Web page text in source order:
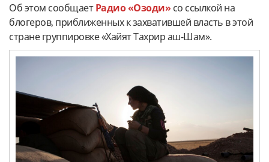
Об этом сообщаетРадио «Озоди» со ссылкой на
блогеров, приближенных к захватившей власть в этой
стране группировке «Хайят Тахрир аш-Шам».